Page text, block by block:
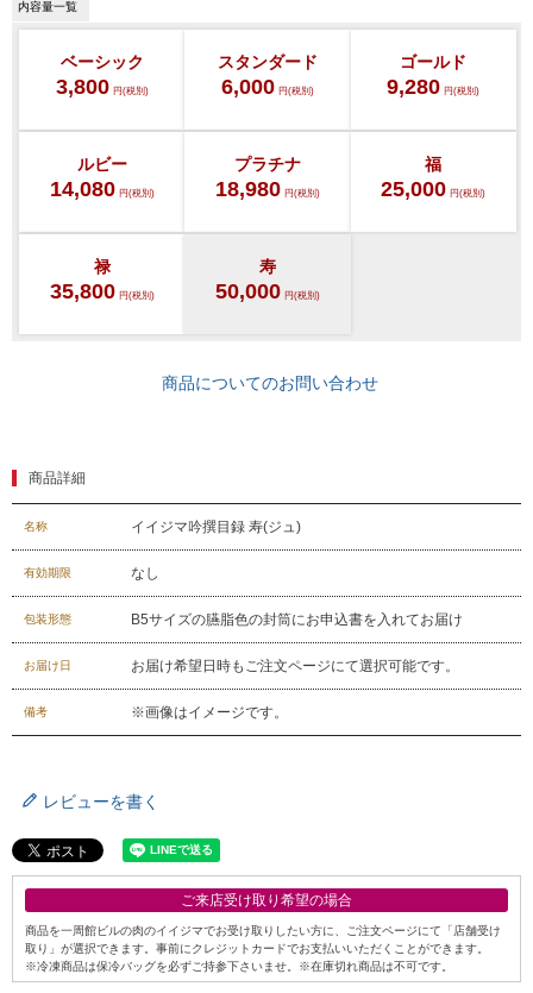
ベーシック
3,800 円(税別)
スタンダード
6,000 円(税別)
ゴールド
9,280 円(税別)
ルビー
14,080 円(税別)
プラチナ
18,980 円(税別)
福
25,000 円(税別)
禄
35,800 円(税別)
寿
50,000 円(税別)
商品についてのお問い合わせ
商品詳細
名称 イイジマ吟撰目録 寿(ジュ)
有効期限 なし
包装形態 B5サイズの臙脂色の封筒にお申込書を入れてお届け
お届け日 お届け希望日時もご注文ページにて選択可能です。
備考 ※画像はイメージです。
レビューを書く
ご来店受け取り希望の場合
商品を一周館ビルの肉のイイジマでお受け取りしたい方に、ご注文ページにて「店舗受け
取り」が選択できます。事前にクレジットカードでお支払いいただくことができます。
※冷凍商品は保冷バッグを必ずご持参下さいませ。※在庫切れ商品は不可です。